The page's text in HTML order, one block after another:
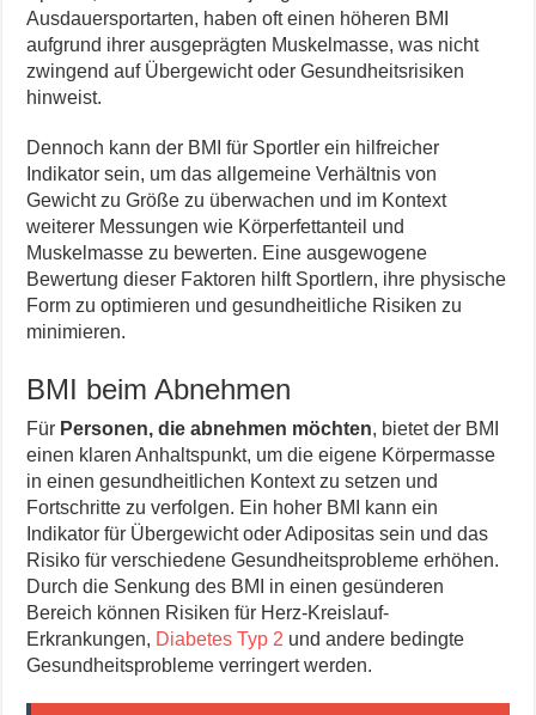
Ausdauersportarten, haben oft einen höheren BMI
aufgrund ihrer ausgeprägten Muskelmasse, was nicht
zwingend auf Übergewicht oder Gesundheitsrisiken
hinweist.
Dennoch kann der BMI für Sportler ein hilfreicher
Indikator sein, um das allgemeine Verhältnis von
Gewicht zu Größe zu überwachen und im Kontext
weiterer Messungen wie Körperfettanteil und
Muskelmasse zu bewerten. Eine ausgewogene
Bewertung dieser Faktoren hilft Sportlern, ihre physische
Form zu optimieren und gesundheitliche Risiken zu
minimieren.
BMI beim Abnehmen
Für Personen, die abnehmen möchten, bietet der BMI
einen klaren Anhaltspunkt, um die eigene Körpermasse
in einen gesundheitlichen Kontext zu setzen und
Fortschritte zu verfolgen. Ein hoher BMI kann ein
Indikator für Übergewicht oder Adipositas sein und das
Risiko für verschiedene Gesundheitsprobleme erhöhen.
Durch die Senkung des BMI in einen gesünderen
Bereich können Risiken für Herz-Kreislauf-
Erkrankungen, Diabetes Typ 2 und andere bedingte
Gesundheitsprobleme verringert werden.